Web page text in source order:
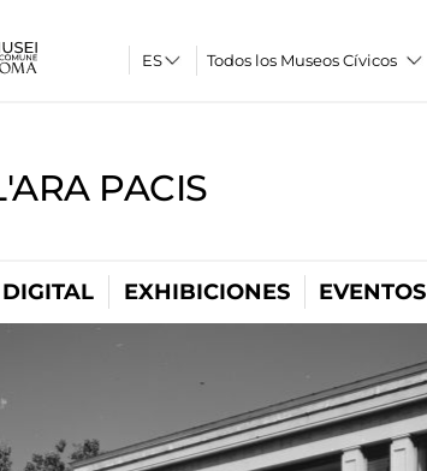
Todos los Museos Cívicos
PACIS
EXHIBICIONES EVENTOS